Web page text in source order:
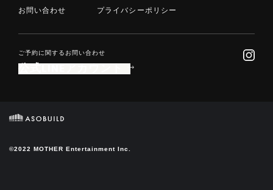
お問い合わせ プライバシーポリシー
ご予約に関するお問い合わせ
公式LINEアカウント
©2022 MOTHER Entertainment Inc.